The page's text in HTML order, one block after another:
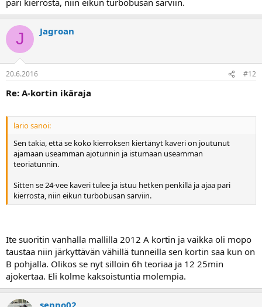
J Jagroan
20.6.2016 #12
Re: A-kortin ikäraja
lario sanoi:
Sen takia, että se koko kierroksen kiertänyt kaveri on joutunut
ajamaan useamman ajotunnin ja istumaan useamman
teoriatunnin.
Sitten se 24-vee kaveri tulee ja istuu hetken penkillä ja ajaa pari
kierrosta, niin eikun turbobusan sarviin.
Ite suoritin vanhalla mallilla 2012 A kortin ja vaikka oli mopo
taustaa niin järkyttävän vähillä tunneilla sen kortin saa kun on
B pohjalla. Olikos se nyt silloin 6h teoriaa ja 12 25min
ajokertaa. Eli kolme kaksoistuntia molempia.